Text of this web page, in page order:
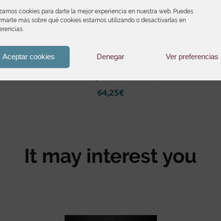
cookies para darte la mejor experiencia en nuestra web. Puedes
más sobre qué cookies estamos utilizando o desactivarlas en
Aceptar cookies Denegar Ver preferencias
Kamuy
€
Renewal Color Edition
Evangelion: 3.0+1.0
64,25€
Togame
It may interest you